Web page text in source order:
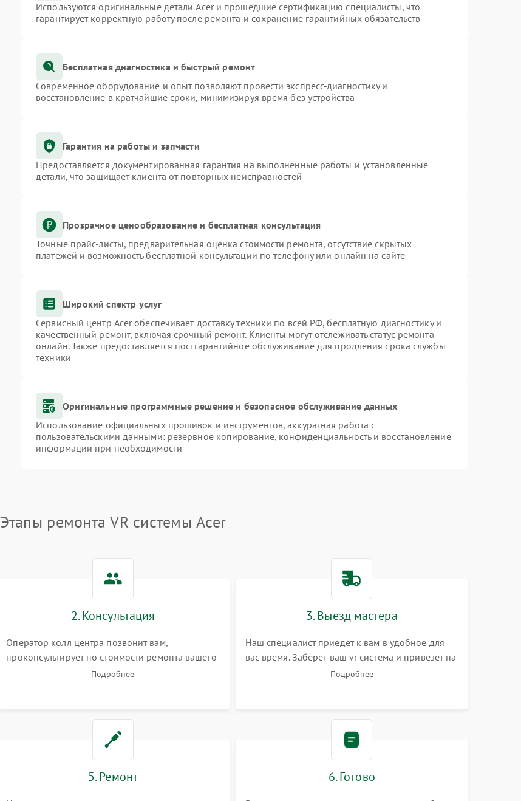
Используются оригинальные детали Acer и прошедшие сертификацию специалисты, что
гарантирует корректную работу после ремонта и сохранение гарантийных обязательств
Бесплатная диагностика и быстрый ремонт
Современное оборудование и опыт позволяют провести экспресс-диагностику и
восстановление в кратчайшие сроки, минимизируя время без устройства
Гарантия на работы и запчасти
Предоставляется документированная гарантия на выполненные работы и установленные
детали, что защищает клиента от повторных неисправностей
Прозрачное ценообразование и бесплатная консультация
Точные прайс-листы, предварительная оценка стоимости ремонта, отсутствие скрытых
платежей и возможность бесплатной консультации по телефону или онлайн на сайте
Широкий спектр услуг
Сервисный центр Acer обеспечивает доставку техники по всей РФ, бесплатную диагностику и
качественный ремонт, включая срочный ремонт. Клиенты могут отслеживать статус ремонта
онлайн. Также предоставляется постгарантийное обслуживание для продления срока службы
техники
Оригинальные программные решение и безопасное обслуживание данных
Использование официальных прошивок и инструментов, аккуратная работа с
пользовательскими данными: резервное копирование, конфиденциальность и восстановление
информации при необходимости
Этапы ремонта VR системы Acer
2. Консультация
Оператор колл центра позвонит вам,
проконсультирует по стоимости ремонта вашего
vr системы а также ответит на все ваши вопросы.
Подробнее
3. Выезд мастера
Наш специалист приедет к вам в удобное для
вас время. Заберет ваш vr система и привезет на
склад для диагностики.Подробнее
5. Ремонт 6. Готово